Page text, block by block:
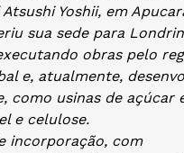
Yoshii, em
sua sede para
obras pelo
e, atualmente,
como usinas de açúcar
e celulose.
incorporação, com